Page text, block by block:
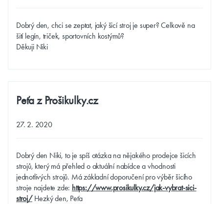
Dobrý den, chci se zeptat, jaký šicí stroj je super? Celkově na
šití legín, triček, sportovních kostýmů?
Děkuji Niki
Peťa z Prošikulky.cz
27. 2. 2020
Dobrý den Niki, to je spíš otázka na nějakého prodejce šicích
strojů, který má přehled o aktuální nabídce a vhodnosti
jednotlivých strojů. Má základní doporučení pro výběr šicího
stroje najdete zde: https://www.prosikulky.cz/jak-vybrat-sici-
stroj/Hezký den, Peťa